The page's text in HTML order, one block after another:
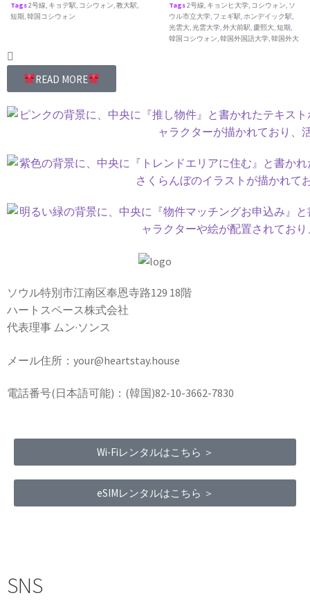
Tags2号線, キョデ駅, コシウォン,教大駅,
短期,韓国コシウォン
Tags2号線, キョンヒ大学, コシウォン, ソ
ウル市立大学, フェギ駅,ホンデイック駅,
光雲大,光雲大学,外大前駅, 慶熙大,短期,
韓国コシウォン,韓国外国語大学,韓国外大
READ MORE
ソウル特別市江南区奉恩寺路129 18階
ハートスペース株式会社
代表理事 ムン·ソンス
メール住所：your@heartstay.house
電話番号(日本語可能)：(韓国)82-10-3662-7830
Wi-Fiレンタルはこちら ＞
eSIMレンタルはこちら ＞
SNS